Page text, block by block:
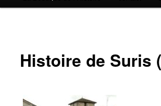
Histoire de Suris